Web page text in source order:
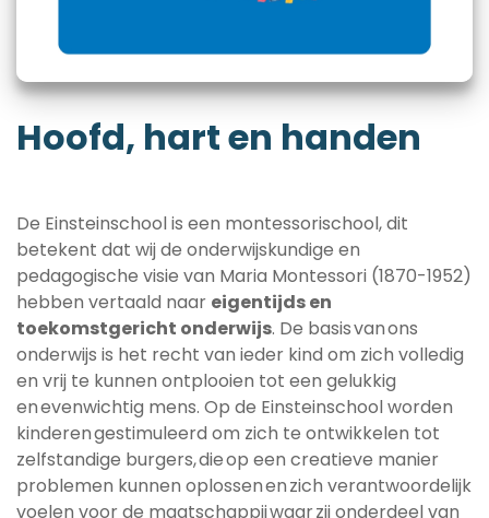
Hoofd, hart en handen
De Einsteinschool is een montessorischool, dit
betekent dat wij de onderwijskundige en
pedagogische visie van Maria Montessori (1870-1952)
hebben vertaald naar eigentijds en
toekomstgericht onderwijs. De basis van ons
onderwijs is het recht van ieder kind om zich volledig
en vrij te kunnen ontplooien tot een gelukkig
en evenwichtig mens. Op de Einsteinschool worden
kinderen gestimuleerd om zich te ontwikkelen tot
zelfstandige burgers, die op een creatieve manier
problemen kunnen oplossen en zich verantwoordelijk
voelen voor de maatschappij waar zij onderdeel van